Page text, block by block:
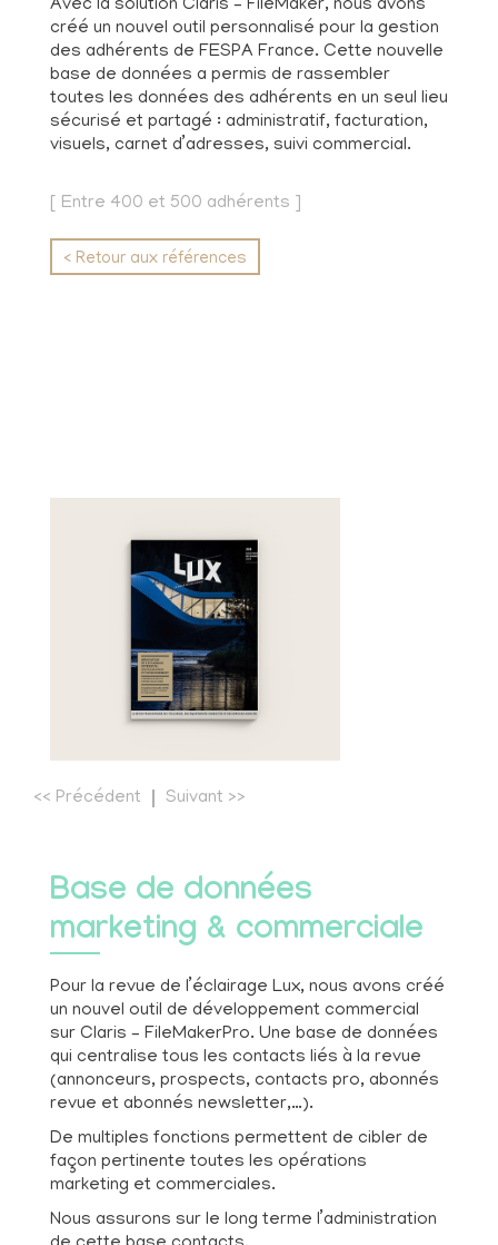
Avec la solution Claris – FileMaker, nous avons
créé un nouvel outil personnalisé pour la gestion
des adhérents de FESPA France. Cette nouvelle
base de données a permis de rassembler
toutes les données des adhérents en un seul lieu
sécurisé et partagé : administratif, facturation,
visuels, carnet d’adresses, suivi commercial.
[ Entre 400 et 500 adhérents ]
< Retour aux références
<< Précédent Suivant >>
Base de données
marketing & commerciale
Pour la revue de l’éclairage Lux, nous avons créé
un nouvel outil de développement commercial
sur Claris – FileMakerPro. Une base de données
qui centralise tous les contacts liés à la revue
(annonceurs, prospects, contacts pro, abonnés
revue et abonnés newsletter,…).
De multiples fonctions permettent de cibler de
façon pertinente toutes les opérations
marketing et commerciales.
Nous assurons sur le long terme l’administration